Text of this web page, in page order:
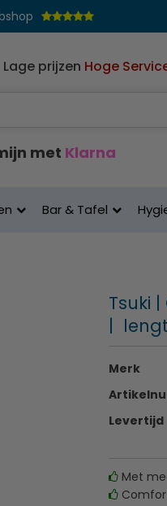
Lage prijzen Hoge
met Klarna
Bar & Tafel
Tsuki
|
Merk
Levertijd
Met